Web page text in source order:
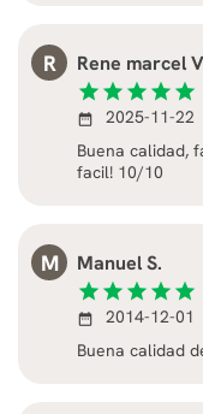
R Rene marcel
star star star star star
date_range
2025-11-22
Buena calidad,
facil! 10/10
M Manuel S.
star star star star star
date_range
2014-12-01
Buena calidad